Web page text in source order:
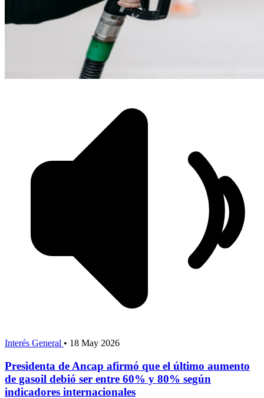
Interés General • 18 May 2026
Presidenta de Ancap afirmó que el último aumento
de gasoil debió ser entre 60% y 80% según
indicadores internacionales